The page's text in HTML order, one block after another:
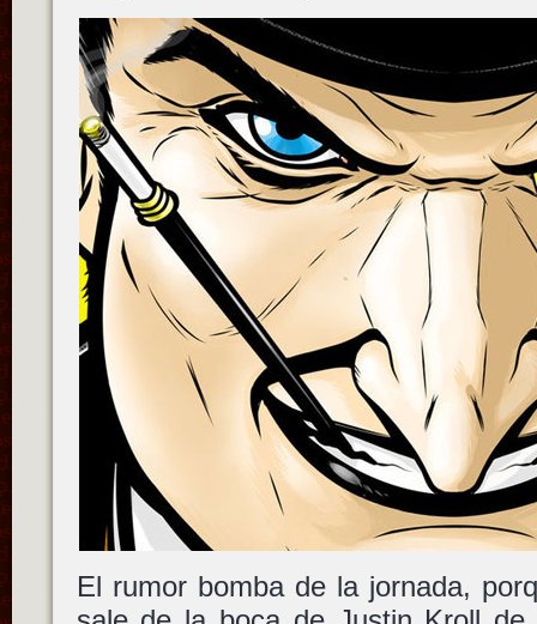
El rumor bomba de la jornada,